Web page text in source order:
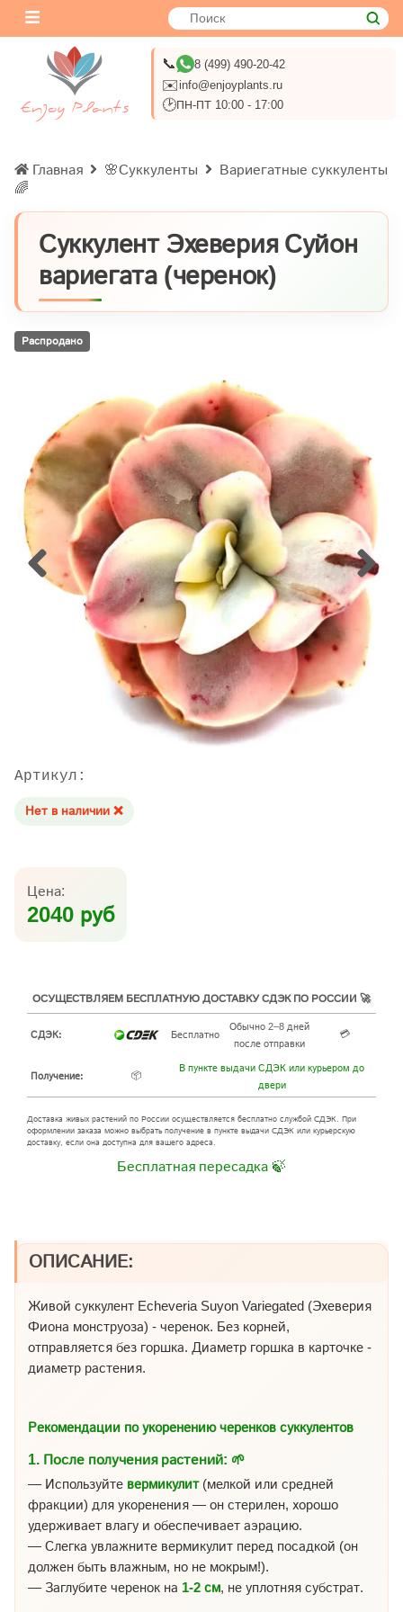
📞 8 (499) 490-20-42
✉️info@enjoyplants.ru
🕑ПН-ПТ 10:00 - 17:00
Главная 🌸Суккуленты
Вариегатные суккуленты
🌈
Суккулент Эхеверия Суйон
вариегата (черенок)
Распродано
Артикул:
Нет в наличии ❌
Цена:
2040 руб
ОСУЩЕСТВЛЯЕМ БЕСПЛАТНУЮ ДОСТАВКУ СДЭК ПО РОССИИ 🚀
СДЭК: Бесплатно
Обычно 2–8 дней
после отправки
💳
Получение: 📦
В пункте выдачи СДЭК или курьером до
двери
Доставка живых растений по России осуществляется бесплатно службой СДЭК. При
оформлении заказа можно выбрать получение в пункте выдачи СДЭК или курьерскую
доставку, если она доступна для вашего адреса.
Бесплатная пересадка 🍃
ОПИСАНИЕ:
Живой суккулент Echeveria Suyon Variegated (Эхеверия
Фиона монструоза) - черенок. Без корней,
отправляется без горшка. Диаметр горшка в карточке -
диаметр растения.
Рекомендации по укоренению черенков суккулентов
1. После получения растений: 🌱
— Используйте вермикулит(мелкой или средней
фракции) для укоренения — он стерилен, хорошо
удерживает влагу и обеспечивает аэрацию.
— Слегка увлажните вермикулит перед посадкой (он
должен быть влажным, но не мокрым!).
— Заглубите черенок на 1-2 см, не уплотняя субстрат.